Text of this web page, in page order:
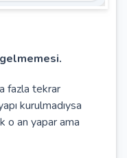
fazla tekrar
kurulmadıysa
o an yapar ama